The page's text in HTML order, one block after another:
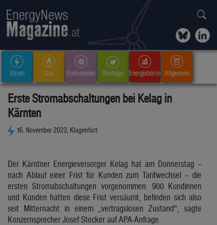
Strom Gas Emissionen Ökologie Energiebörse Allgemein
Erste Stromabschaltungen bei Kelag in
Kärnten
16. November 2023, Klagenfurt
Der Kärntner Energieversorger Kelag hat am Donnerstag –
nach Ablauf einer Frist für Kunden zum Tarifwechsel – die
ersten Stromabschaltungen vorgenommen. 900 Kundinnen
und Kunden hatten diese Frist versäumt, befinden sich also
seit Mitternacht in einem „vertragslosen Zustand“, sagte
Konzernsprecher Josef Stocker auf APA-Anfrage.